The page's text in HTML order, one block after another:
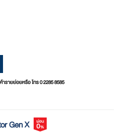
มคุ้มครองแบบครบถ้วนที่สุด ทั้งค่า
เป็นความสูญเสีย/เสียหายต่อชีวิต
ำหนดเบี้ยประกันภัย การระบุชื่อผู้ขับขี่จะ
อไว้กรมธรรม์ก็ยังคงให้ความคุ้มครอง
ภัยจะต้องรับผิดชอบเองสำหรับความเสีย
นแรกที่ผู้เอาประกันภัยต้องรับผิดชอบเอง
วามเสียหายเป็นเงื่อนไขที่มีระบุอยู่ในหน้าตา
ำนวนเงินที่ต้องจ่ายจะแตกต่างไปตาม
มธรรม์กรณีเป็นกรมธรรม์แบบระบุผู้ขับขี่
ายย่อยหรือ โทร 0 2285 8585
Gen X